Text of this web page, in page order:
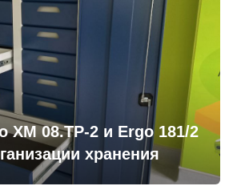
08.TP-2 и Ergo 181/2
хранения